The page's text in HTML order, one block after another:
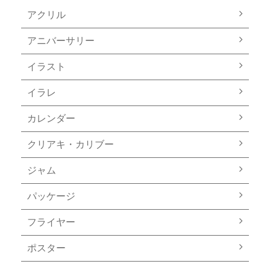
アクリル
アニバーサリー
イラスト
イラレ
カレンダー
クリアキ・カリブー
ジャム
パッケージ
フライヤー
ポスター